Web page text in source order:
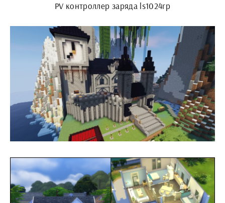
PV контроллер заряда ls1024rp